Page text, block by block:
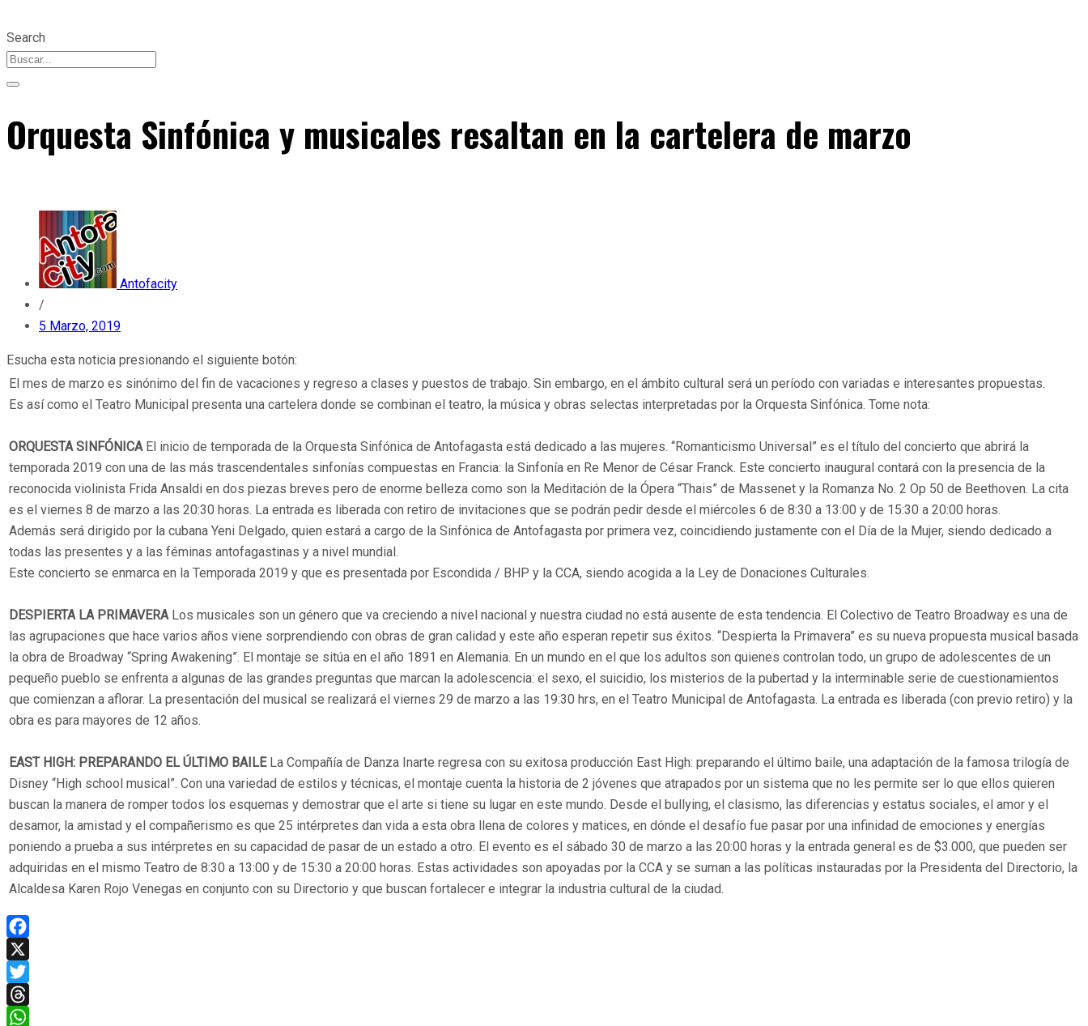
Search
Orquesta Sinfónica y musicales resaltan en la cartelera de marzo
Antofacity
/
5 Marzo, 2019
Esucha esta noticia presionando el siguiente botón:
El mes de marzo es sinónimo del fin de vacaciones y regreso a clases y puestos de trabajo. Sin embargo, en el ámbito cultural será un período con variadas e interesantes propuestas.
Es así como el Teatro Municipal presenta una cartelera donde se combinan el teatro, la música y obras selectas interpretadas por la Orquesta Sinfónica. Tome nota:
ORQUESTA SINFÓNICAEl inicio de temporada de la Orquesta Sinfónica de Antofagasta está dedicado a las mujeres. “Romanticismo Universal” es el título del concierto que abrirá la
temporada 2019 con una de las más trascendentales sinfonías compuestas en Francia: la Sinfonía en Re Menor de César Franck. Este concierto inaugural contará con la presencia de la
reconocida violinista Frida Ansaldi en dos piezas breves pero de enorme belleza como son la Meditación de la Ópera “Thais” de Massenet y la Romanza No. 2 Op 50 de Beethoven. La cita
es el viernes 8 de marzo a las 20:30 horas. La entrada es liberada con retiro de invitaciones que se podrán pedir desde el miércoles 6 de 8:30 a 13:00 y de 15:30 a 20:00 horas.
Además será dirigido por la cubana Yeni Delgado, quien estará a cargo de la Sinfónica de Antofagasta por primera vez, coincidiendo justamente con el Día de la Mujer, siendo dedicado a
todas las presentes y a las féminas antofagastinas y a nivel mundial.
Este concierto se enmarca en la Temporada 2019 y que es presentada por Escondida / BHP y la CCA, siendo acogida a la Ley de Donaciones Culturales.
DESPIERTA LA PRIMAVERALos musicales son un género que va creciendo a nivel nacional y nuestra ciudad no está ausente de esta tendencia. El Colectivo de Teatro Broadway es una de
las agrupaciones que hace varios años viene sorprendiendo con obras de gran calidad y este año esperan repetir sus éxitos. “Despierta la Primavera” es su nueva propuesta musical basada
la obra de Broadway “Spring Awakening”. El montaje se sitúa en el año 1891 en Alemania. En un mundo en el que los adultos son quienes controlan todo, un grupo de adolescentes de un
pequeño pueblo se enfrenta a algunas de las grandes preguntas que marcan la adolescencia: el sexo, el suicidio, los misterios de la pubertad y la interminable serie de cuestionamientos
que comienzan a aflorar. La presentación del musical se realizará el viernes 29 de marzo a las 19:30 hrs, en el Teatro Municipal de Antofagasta. La entrada es liberada (con previo retiro) y la
obra es para mayores de 12 años.
EAST HIGH: PREPARANDO EL ÚLTIMO BAILELa Compañía de Danza Inarte regresa con su exitosa producción East High: preparando el último baile, una adaptación de la famosa trilogía de
Disney “High school musical”. Con una variedad de estilos y técnicas, el montaje cuenta la historia de 2 jóvenes que atrapados por un sistema que no les permite ser lo que ellos quieren
buscan la manera de romper todos los esquemas y demostrar que el arte si tiene su lugar en este mundo. Desde el bullying, el clasismo, las diferencias y estatus sociales, el amor y el
desamor, la amistad y el compañerismo es que 25 intérpretes dan vida a esta obra llena de colores y matices, en dónde el desafío fue pasar por una infinidad de emociones y energías
poniendo a prueba a sus intérpretes en su capacidad de pasar de un estado a otro. El evento es el sábado 30 de marzo a las 20:00 horas y la entrada general es de $3.000, que pueden ser
adquiridas en el mismo Teatro de 8:30 a 13:00 y de 15:30 a 20:00 horas. Estas actividades son apoyadas por la CCA y se suman a las políticas instauradas por la Presidenta del Directorio, la
Alcaldesa Karen Rojo Venegas en conjunto con su Directorio y que buscan fortalecer e integrar la industria cultural de la ciudad.
Facebook
X
Twitter
Threads